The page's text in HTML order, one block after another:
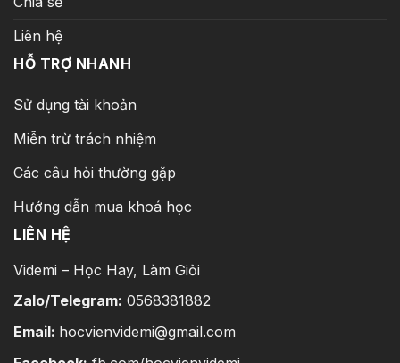
Liên hệ
HỖ TRỢ NHANH
Sử dụng tài khoản
Miễn trừ trách nhiệm
Các câu hỏi thường gặp
Hướng dẫn mua khoá học
LIÊN HỆ
Videmi – Học Hay, Làm Giỏi
Zalo/Telegram: 0568381882
Email: hocvienvidemi@gmail.com